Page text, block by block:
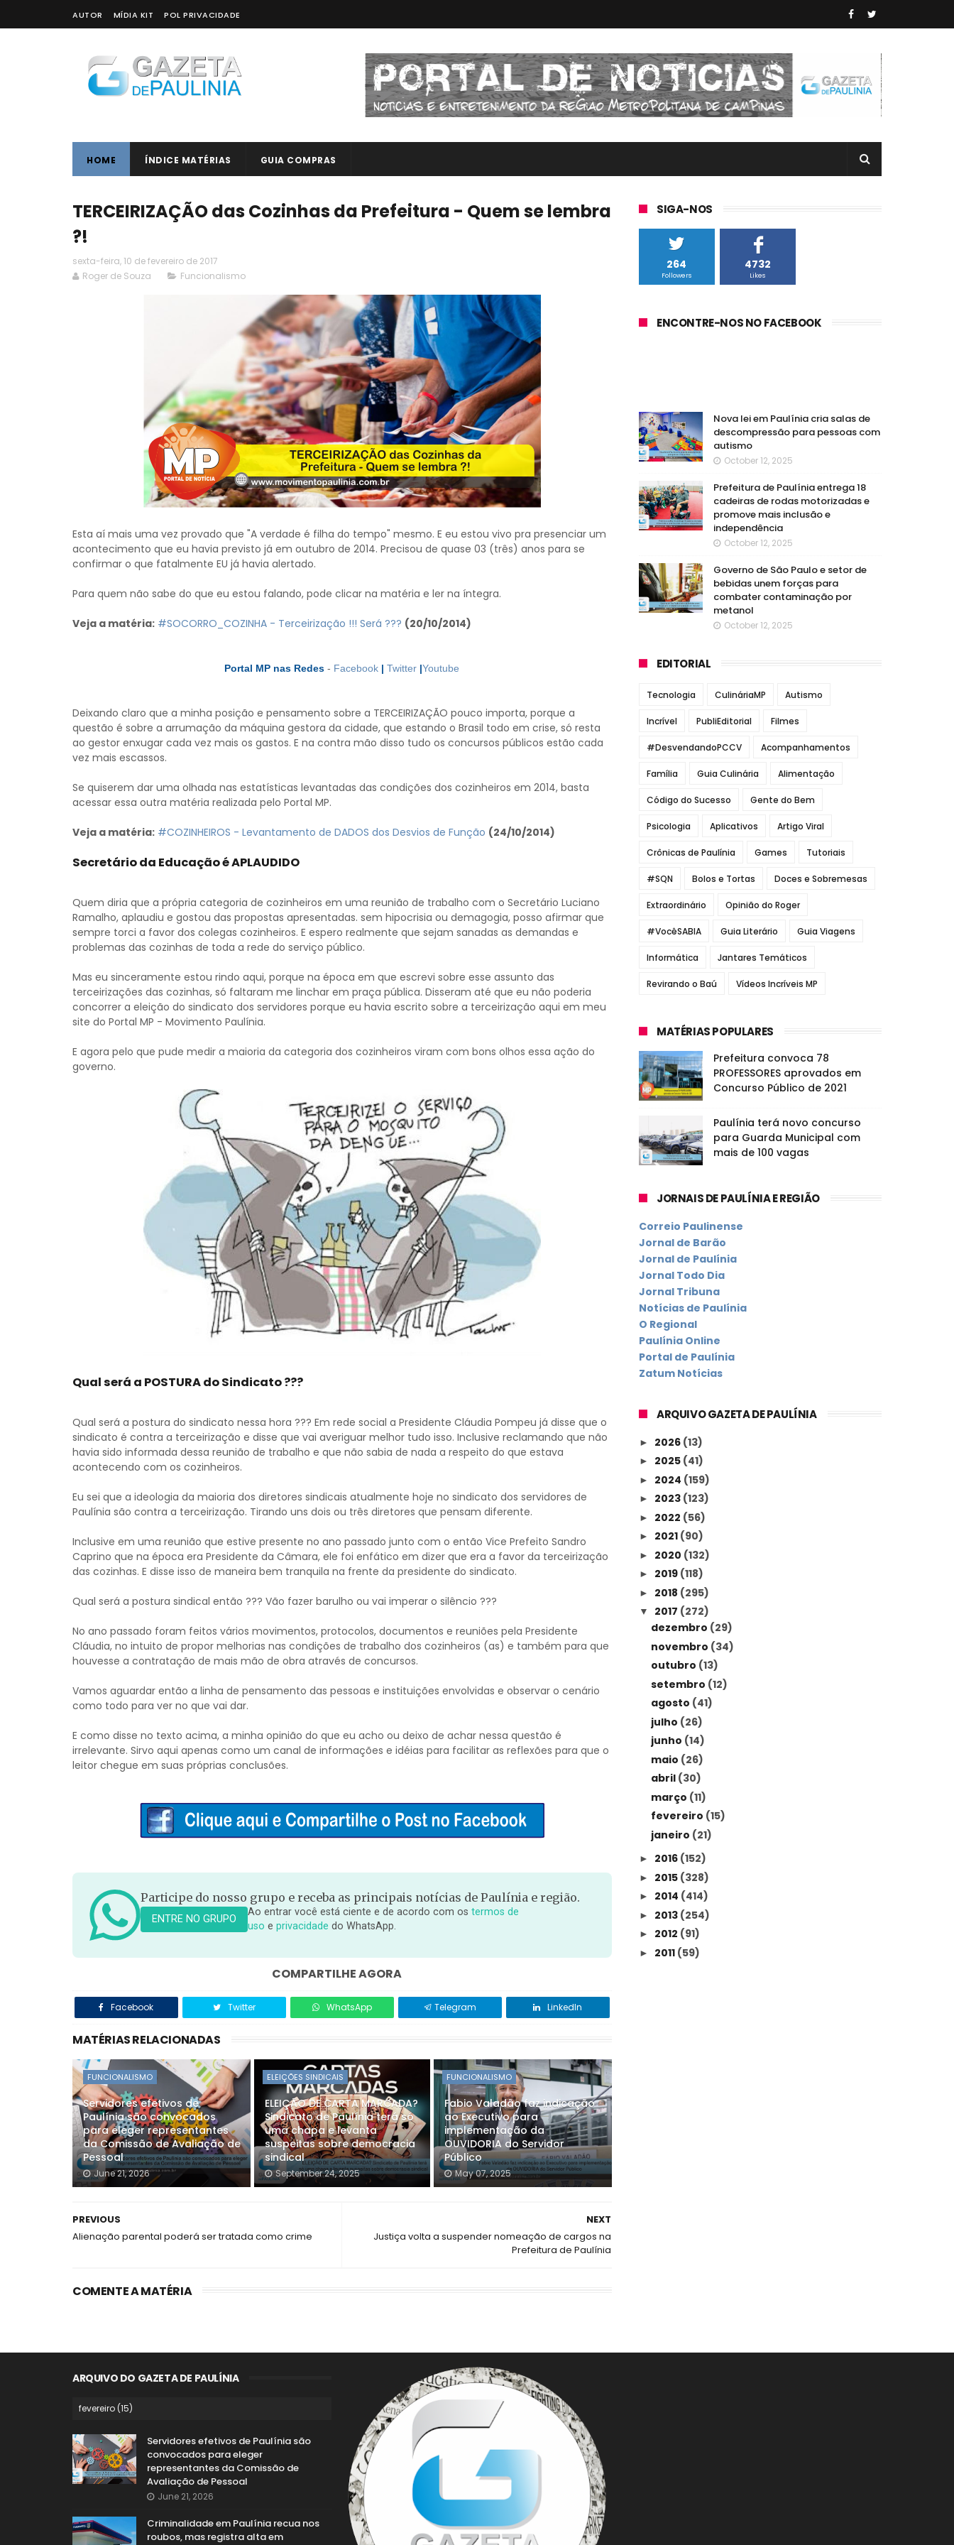
AUTOR MÍDIA KIT POL PRIVACIDADE
HOME ÍNDICE MATÉRIAS GUIA COMPRAS
TERCEIRIZAÇÃO das Cozinhas da Prefeitura - Quem se lembra
?!
sexta-feira, 10 de fevereiro de 2017
Roger de Souza
Funcionalismo
Esta aí mais uma vez provado que "A verdade é filha do tempo" mesmo. E eu estou vivo pra presenciar um
acontecimento que eu havia previsto já em outubro de 2014. Precisou de quase 03 (três) anos para se
confirmar o que fatalmente EU já havia alertado.
Para quem não sabe do que eu estou falando, pode clicar na matéria e ler na íntegra.
Veja a matéria: #SOCORRO_COZINHA - Terceirização !!! Será ??? (20/10/2014)
Portal MP nas Redes - Facebook | Twitter |Youtube
Deixando claro que a minha posição e pensamento sobre a TERCEIRIZAÇÃO pouco importa, porque a
questão é sobre a arrumação da máquina gestora da cidade, que estando o Brasil todo em crise, só resta
ao gestor enxugar cada vez mais os gastos. E na contra mão disso tudo os concursos públicos estão cada
vez mais escassos.
Se quiserem dar uma olhada nas estatísticas levantadas das condições dos cozinheiros em 2014, basta
acessar essa outra matéria realizada pelo Portal MP.
Veja a matéria: #COZINHEIROS - Levantamento de DADOS dos Desvios de Função (24/10/2014)
Secretário da Educação é APLAUDIDO
Quem diria que a própria categoria de cozinheiros em uma reunião de trabalho com o Secretário Luciano
Ramalho, aplaudiu e gostou das propostas apresentadas. sem hipocrisia ou demagogia, posso afirmar que
sempre torci a favor dos colegas cozinheiros. E espero realmente que sejam sanadas as demandas e
problemas das cozinhas de toda a rede do serviço público.
Mas eu sinceramente estou rindo aqui, porque na época em que escrevi sobre esse assunto das
terceirizações das cozinhas, só faltaram me linchar em praça pública. Disseram até que eu não poderia
concorrer a eleição do sindicato dos servidores porque eu havia escrito sobre a terceirização aqui em meu
site do Portal MP - Movimento Paulínia.
E agora pelo que pude medir a maioria da categoria dos cozinheiros viram com bons olhos essa ação do
governo.
Qual será a POSTURA do Sindicato ???
Qual será a postura do sindicato nessa hora ??? Em rede social a Presidente Cláudia Pompeu já disse que o
sindicato é contra a terceirização e disse que vai averiguar melhor tudo isso. Inclusive reclamando que não
havia sido informada dessa reunião de trabalho e que não sabia de nada a respeito do que estava
acontecendo com os cozinheiros.
Eu sei que a ideologia da maioria dos diretores sindicais atualmente hoje no sindicato dos servidores de
Paulínia são contra a terceirização. Tirando uns dois ou três diretores que pensam diferente.
Inclusive em uma reunião que estive presente no ano passado junto com o então Vice Prefeito Sandro
Caprino que na época era Presidente da Câmara, ele foi enfático em dizer que era a favor da terceirização
das cozinhas. E disse isso de maneira bem tranquila na frente da presidente do sindicato.
Qual será a postura sindical então ??? Vão fazer barulho ou vai imperar o silêncio ???
No ano passado foram feitos vários movimentos, protocolos, documentos e reuniões pela Presidente
Cláudia, no intuito de propor melhorias nas condições de trabalho dos cozinheiros (as) e também para que
houvesse a contratação de mais mão de obra através de concursos.
Vamos aguardar então a linha de pensamento das pessoas e instituições envolvidas e observar o cenário
como todo para ver no que vai dar.
E como disse no texto acima, a minha opinião do que eu acho ou deixo de achar nessa questão é
irrelevante. Sirvo aqui apenas como um canal de informações e idéias para facilitar as reflexões para que o
leitor chegue em suas próprias conclusões.
Participe do nosso grupo e receba as principais notícias de Paulínia e região.
ENTRE NO GRUPO
Ao entrar você está ciente e de acordo com os termos de
uso e privacidade do WhatsApp.
COMPARTILHE AGORA
Facebook Twitter WhatsApp Telegram LinkedIn
MATÉRIAS RELACIONADAS
FUNCIONALISMO
Servidores efetivos de
Paulínia são convocados
para eleger representantes
da Comissão de Avaliação de
Pessoal
June 21, 2026
ELEIÇÕES SINDICAIS
ELEIÇÃO DE CARTA MARCADA?
Sindicato de Paulínia terá só
uma chapa e levanta
suspeitas sobre democracia
sindical
September 24, 2025
FUNCIONALISMO
Fabio Valadão faz indicação
ao Executivo para
implementação da
OUVIDORIA do Servidor
Público
May 07, 2025
NEXT
Justiça volta a suspender nomeação de cargos na
Prefeitura de Paulínia
PREVIOUS
Alienação parental poderá ser tratada como crime
COMENTE A MATÉRIA
SIGA-NOS
264
Followers
4732
Likes
ENCONTRE-NOS NO FACEBOOK
Nova lei em Paulínia cria salas de
descompressão para pessoas com
autismo
October 12, 2025
Prefeitura de Paulínia entrega 18
cadeiras de rodas motorizadas e
promove mais inclusão e
independência
October 12, 2025
Governo de São Paulo e setor de
bebidas unem forças para
combater contaminação por
metanol
October 12, 2025
EDITORIAL
Tecnologia CulináriaMP Autismo
Incrível PubliEditorial Filmes
#DesvendandoPCCV Acompanhamentos
Família Guia Culinária Alimentação
Código do Sucesso Gente do Bem
Psicologia Aplicativos Artigo Viral
Crônicas de Paulínia Games Tutoriais
#SQN Bolos e Tortas Doces e Sobremesas
Extraordinário Opinião do Roger
#VocêSABIA Guia Literário Guia Viagens
Informática Jantares Temáticos
Revirando o Baú Vídeos Incríveis MP
MATÉRIAS POPULARES
Prefeitura convoca 78
PROFESSORES aprovados em
Concurso Público de 2021
Paulínia terá novo concurso
para Guarda Municipal com
mais de 100 vagas
JORNAIS DE PAULÍNIA E REGIÃO
Correio Paulinense
Jornal de Barão
Jornal de Paulínia
Jornal Todo Dia
Jornal Tribuna
Notícias de Paulínia
O Regional
Paulínia Online
Portal de Paulínia
Zatum Notícias
ARQUIVO GAZETA DE PAULÍNIA
► 2026 (13)
► 2025 (41)
► 2024 (159)
► 2023 (123)
► 2022 (56)
► 2021 (90)
► 2020 (132)
► 2019 (118)
► 2018 (295)
▼ 2017 (272)
dezembro (29)
novembro (34)
outubro (13)
setembro (12)
agosto (41)
julho (26)
junho (14)
maio (26)
abril (30)
março (11)
fevereiro (15)
janeiro (21)
► 2016 (152)
► 2015 (328)
► 2014 (414)
► 2013 (254)
► 2012 (91)
► 2011 (59)
ARQUIVO DO GAZETA DE PAULÍNIA
Servidores efetivos de Paulínia são
convocados para eleger
representantes da Comissão de
Avaliação de Pessoal
June 21, 2026
Criminalidade em Paulínia recua nos
roubos, mas registra alta em